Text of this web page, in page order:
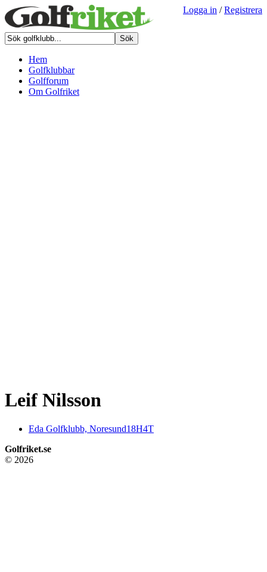
Logga in /Registrera
Hem
Golfklubbar
Golfforum
Om Golfriket
Leif Nilsson
Eda Golfklubb, Noresund18H4T
Golfriket.se
© 2026